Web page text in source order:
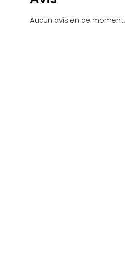
Aucun avis en ce moment.